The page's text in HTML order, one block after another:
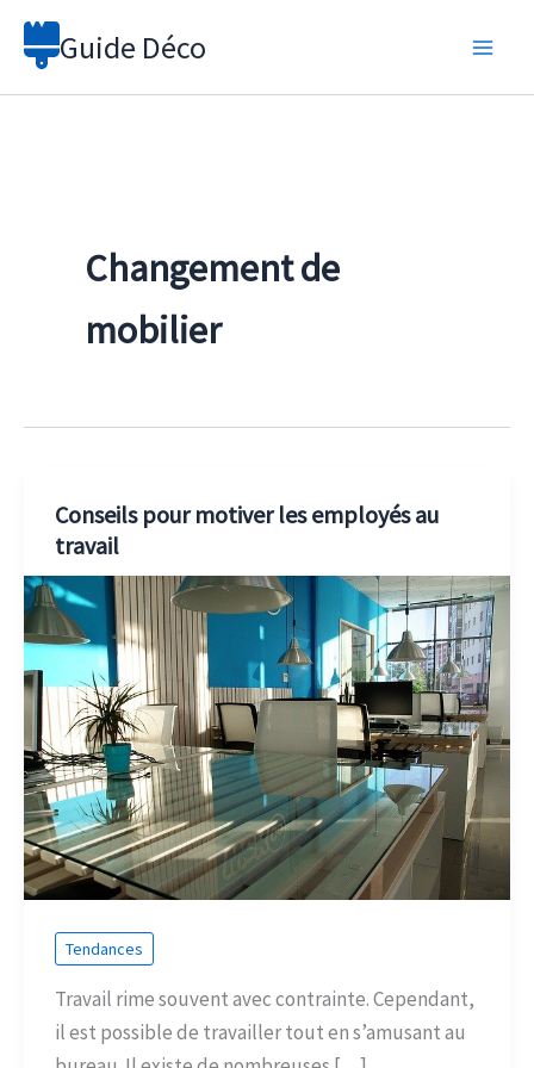
Aller
Guide Déco
Changement de
mobilier
Conseils pour motiver les employés au
travail
Tendances
Travail rime souvent avec contrainte. Cependant,
il est possible de travailler tout en s’amusant au